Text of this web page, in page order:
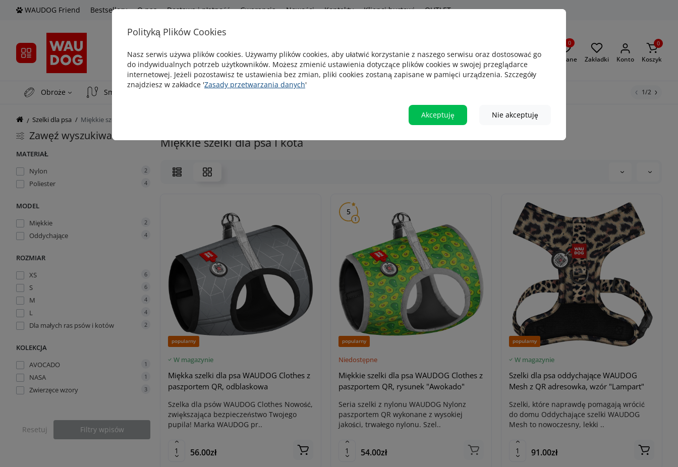
WAUDOG Friend Bestsellery O nas Dostawa i płatność Gwarancja Nowości Kontakty Klienci hurtowi OUTLET
Szukam na przykładObroża Waudog
Oglądane
0
Zakładki Konto
0
Koszyk
Obroże Smycze Smyczе automatyczne Szelki 1/2
Szelki dla psa Miękkie szelki
Zawęź wyszukiwanie
MATERIAŁ
Nylon
2
Poliester 4
MODEL
Miękkie
2
Oddychające 4
ROZMIAR
XS
6
S 6
M 4
L 4
Dla małych ras psów i kotów 2
KOLEKCJA
AVOCADO
1
NASA 1
Zwierzęce wzory 3
Resetuj Filtry wpisów
Miękkie szelki dla psa I kota
popularny
W magazynie
Miękka szelki dla psa WAUDOG Clothes z
paszportem QR, odblaskowa
Szelka dla psów WAUDOG Clothes Nowość,
zwiększająca bezpieczeństwo Twojego
pupila! Marka WAUDOG pr..
56.00zł
5
1
popularny
Niedostępne
Miękkie szelki dla psa WAUDOG Clothes z
paszportem QR, rysunek "Awokado"
Seria szelki z nylonu WAUDOG Nylonz
paszportem QR wykonane z wysokiej
jakości, trwałego nylonu. Szel..
54.00zł
popularny
W magazynie
Szelki dla psa oddychające WAUDOG
Mesh z QR adresowka, wzór "Lampart"
Szelki, które naprawdę pomagają wrócić
do domu Oddychające szelki WAUDOG
Mesh to nowoczesny, lekki ..
91.00zł
Polityką Plików Cookies
Nasz serwis używa plików cookies. Używamy plików cookies, aby ułatwić korzystanie z naszego serwisu oraz dostosować go
do indywidualnych potrzeb użytkowników. Możesz zmienić ustawienia dotyczące plików cookies w swojej przeglądarce
internetowej. Jeżeli pozostawisz te ustawienia bez zmian, pliki cookies zostaną zapisane w pamięci urządzenia. Szczegóły
znajdziesz w zakładce 'Zasady przetwarzania danych'
Akceptuję Nie akceptuję